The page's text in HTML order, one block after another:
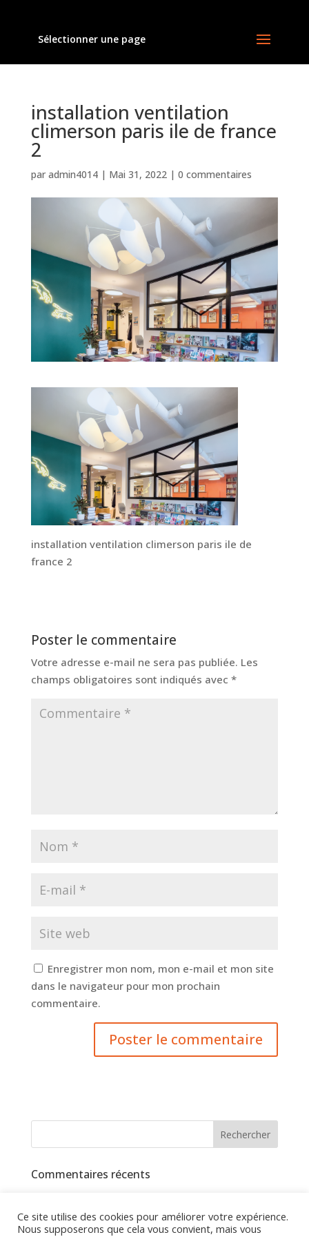
Sélectionner une page
installation ventilation
climerson paris ile de france
2
par admin4014| Mai 31, 2022| 0 commentaires
installation ventilation climerson paris ile de
france 2
Poster le commentaire
Votre adresse e-mail ne sera pas publiée. Les
champs obligatoires sont indiqués avec *
Enregistrer mon nom, mon e-mail et mon site
dans le navigateur pour mon prochain
commentaire.
Commentaires récents
Ce site utilise des cookies pour améliorer votre expérience.
Nous supposerons que cela vous convient, mais vous